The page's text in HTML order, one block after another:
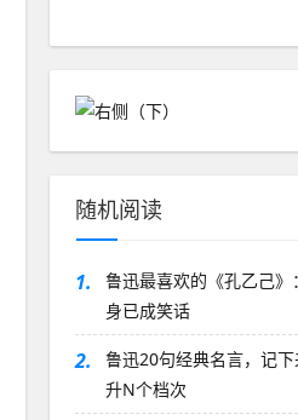
随机阅读
1.
鲁迅最喜欢的《孔乙己》
身已成笑话
2.
鲁迅20句经典名言，记
升N个档次